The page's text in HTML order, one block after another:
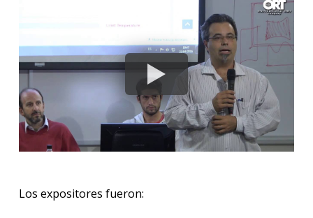
Los expositores fueron: